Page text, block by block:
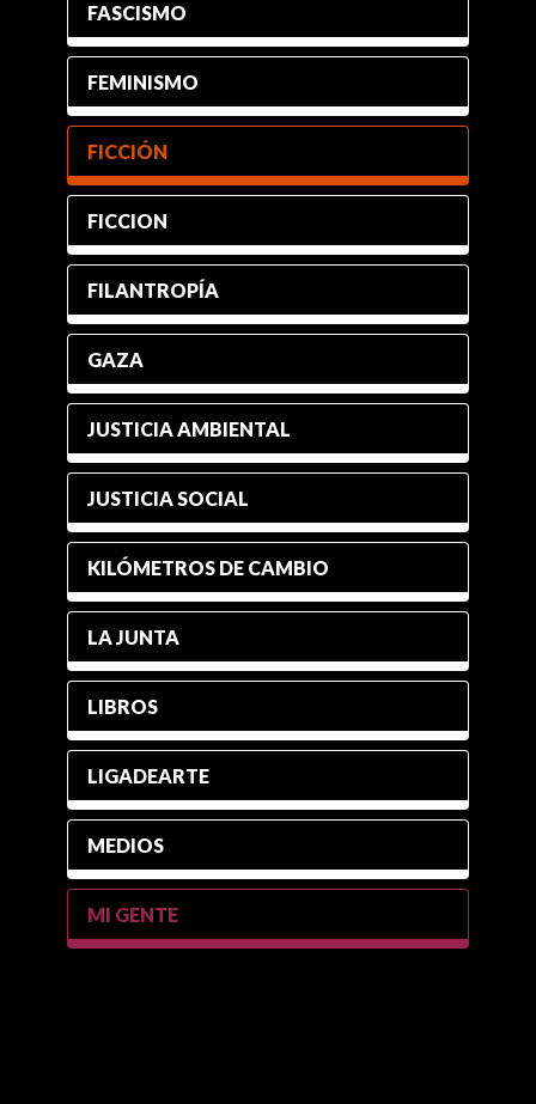
FASCISMO
FEMINISMO
FICCIÓN
FICCION
FILANTROPÍA
GAZA
JUSTICIA AMBIENTAL
JUSTICIA SOCIAL
KILÓMETROS DE CAMBIO
LA JUNTA
LIBROS
LIGADEARTE
MEDIOS
MI GENTE